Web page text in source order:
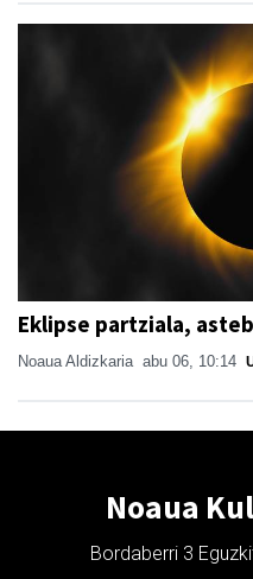
Eklipse partziala,
Noaua Aldizkaria abu 06, 10:14
Noaua
Bordaberri 3